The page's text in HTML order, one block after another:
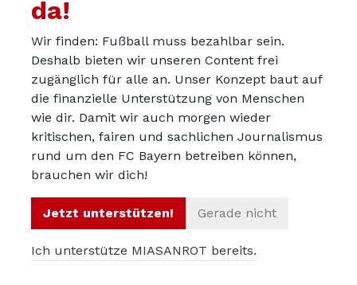
Proost, Mattner, Potsi, eine davon müsste es doch
Mattner ist mein viel zu früher Call für RV Stamm im
Laufe der Saison
Für mich ein Transfer mit viel Potenzial, bei dem sich in
da!
Wir finden: Fußball muss bezahlbar sein.
Deshalb bieten wir unseren Content frei
zugänglich für alle an. Unser Konzept baut auf
die finanzielle Unterstützung von Menschen
wie dir. Damit wir auch morgen wieder
kritischen, fairen und sachlichen Journalismus
rund um den FC Bayern betreiben können,
brauchen wir dich!
Jetzt unterstützen! Gerade nicht
Ich unterstütze MIASANROT bereits.